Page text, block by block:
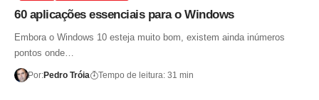
60 aplicações essenciais para o Windows
Embora o Windows 10 esteja muito bom, existem ainda inúmeros
pontos onde…
Por:Pedro Tróia Tempo de leitura: 31 min